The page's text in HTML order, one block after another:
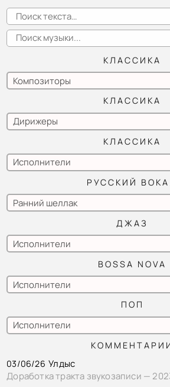
КЛАССИКА
КЛАССИКА
КЛАССИКА
РУССКИЙ
ДЖАЗ
BOSSA NOVA
ПОП
03/06/26 Улдыс
Доработка тракта звукозаписи —